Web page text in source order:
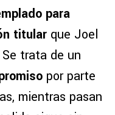
para
titular que Joel
trata de un
por parte
mientras pasan